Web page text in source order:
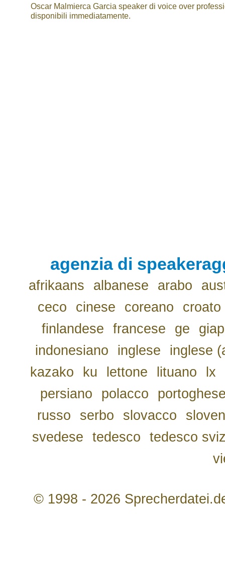
Oscar Malmierca Garcia speaker di voice over
disponibili immediatamente.
agenzia di
afrikaans albanese arabo
ceco
cinese coreano
croato
finlandese
francese ge
indonesiano
inglese
inglese
kazako
ku lettone lituano lx
persiano
polacco
russo
serbo slovacco
svedese
tedesco
tedesco
© 1998 - 2026